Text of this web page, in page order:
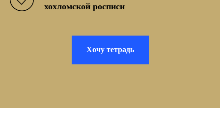
хохломской росписи
Хочу тетрадь